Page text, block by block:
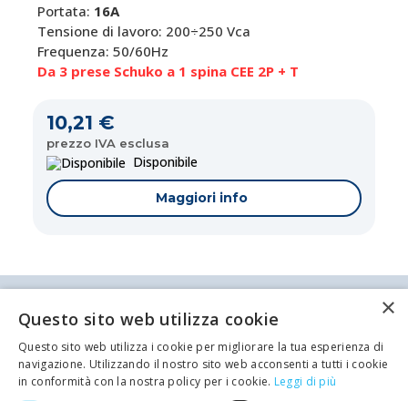
Portata: 16A
Tensione di lavoro: 200÷250 Vca
Frequenza: 50/60Hz
Da 3 prese Schuko a 1 spina CEE 2P + T
10,21 €
prezzo IVA esclusa
Disponibile
Maggiori info
Antei & Paolucci S.r.l. Via Bologna, 70 A-B-C-D La
Spezia
P.IVA/C.F. 00209350115 Capitale sociale: €
84.500,00 Azienda iscritta al registro delle imprese
di La Spezia con il numero REA 62679
Privacy policy
Cookie Policy
×
Questo sito web utilizza cookie
Questo sito web utilizza i cookie per migliorare la tua esperienza di
navigazione. Utilizzando il nostro sito web acconsenti a tutti i cookie
in conformità con la nostra policy per i cookie. Leggi di più